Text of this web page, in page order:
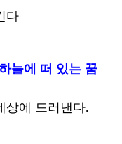
다
늘에 떠 있는 꿈
상에 드러낸다.